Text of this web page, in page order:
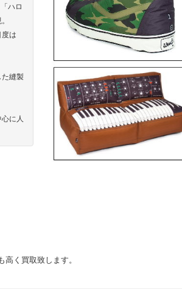
ハロ
は
た縫製
に人
く買取致します。